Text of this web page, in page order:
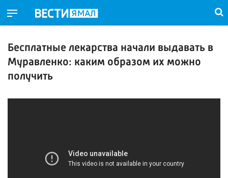
Бесплатные лекарства начали выдавать в
Муравленко: каким образом их можно
получить